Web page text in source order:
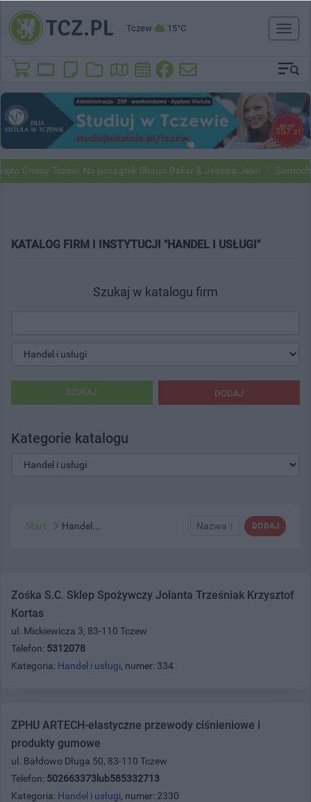
Tczew 15°C
Toggle
Gminy Tczew. Na początek Shaun Baker & Jessica Jean
KATALOG FIRM I INSTYTUCJI "HANDEL I USŁUGI"
Szukaj w katalogu firm
DODAJ
SZUKAJ
Kategorie katalogu
DODAJ
Nazwa ↑
Start Handel...
Zośka S.C. Sklep Spożywczy Jolanta Trześniak Krzysztof
Kortas
ul. Mickiewicza 3, 83-110 Tczew
Telefon: 5312078
Kategoria: Handel i usługi, numer: 334
ZPHU ARTECH-elastyczne przewody ciśnieniowe i
produkty gumowe
ul. Bałdowo Długa 50, 83-110 Tczew
Telefon: 502663373lub585332713
Kategoria: Handel i usługi, numer: 2330